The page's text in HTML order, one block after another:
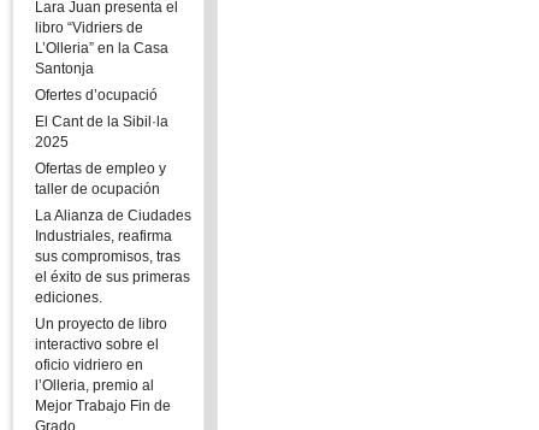
Lara Juan presenta el
libro “Vidriers de
L’Olleria” en la Casa
Santonja
Ofertes d’ocupació
El Cant de la Sibil·la
2025
Ofertas de empleo y
taller de ocupación
La Alianza de Ciudades
Industriales, reafirma
sus compromisos, tras
el éxito de sus primeras
ediciones.
Un proyecto de libro
interactivo sobre el
oficio vidriero en
l’Olleria, premio al
Mejor Trabajo Fin de
Grado